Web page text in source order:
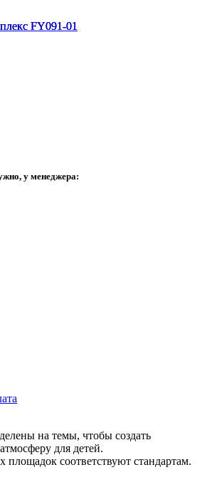
у менеджера:
на темы, чтобы создать
для детей.
площадок соответствуют стандартам.